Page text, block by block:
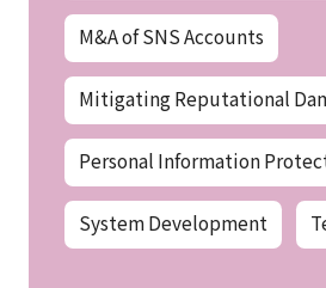
M&A of SNS Accounts
Mitigating Reputational
Personal Information
System Development